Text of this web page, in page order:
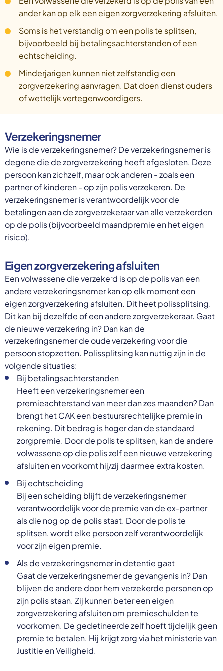
ander kan op elk een eigen zorgverzekering afsluiten.
Soms is het verstandig om een polis te splitsen,
bijvoorbeeld bij betalingsachterstanden of een
echtscheiding.
Minderjarigen kunnen niet zelfstandig een
zorgverzekering aanvragen. Dat doen dienst ouders
of wettelijk vertegenwoordigers.
Verzekeringsnemer
Wie is de verzekeringsnemer? De verzekeringsnemer is
degene die de zorgverzekering heeft afgesloten. Deze
persoon kan zichzelf, maar ook anderen - zoals een
partner of kinderen - op zijn polis verzekeren. De
verzekeringsnemer is verantwoordelijk voor de
betalingen aan de zorgverzekeraar van alle verzekerden
op de polis (bijvoorbeeld maandpremie en het eigen
risico).
Eigen zorgverzekering afsluiten
Een volwassene die verzekerd is op de polis van een
andere verzekeringsnemer kan op elk moment een
eigen zorgverzekering afsluiten. Dit heet polissplitsing.
Dit kan bij dezelfde of een andere zorgverzekeraar. Gaat
de nieuwe verzekering in? Dan kan de
verzekeringsnemer de oude verzekering voor die
persoon stopzetten. Polissplitsing kan nuttig zijn in de
volgende situaties:
Bij betalingsachterstanden
Heeft een verzekeringsnemer een
premieachterstand van meer dan zes maanden? Dan
brengt het CAK een bestuursrechtelijke premie in
rekening. Dit bedrag is hoger dan de standaard
zorgpremie. Door de polis te splitsen, kan de andere
volwassene op die polis zelf een nieuwe verzekering
afsluiten en voorkomt hij/zij daarmee extra kosten.
Bij echtscheiding
Bij een scheiding blijft de verzekeringsnemer
verantwoordelijk voor de premie van de ex-partner
als die nog op de polis staat. Door de polis te
splitsen, wordt elke persoon zelf verantwoordelijk
voor zijn eigen premie.
Als de verzekeringsnemer in detentie gaat
Gaat de verzekeringsnemer de gevangenis in? Dan
blijven de andere door hem verzekerde personen op
zijn polis staan. Zij kunnen beter een eigen
zorgverzekering afsluiten om premieschulden te
voorkomen. De gedetineerde zelf hoeft tijdelijk geen
premie te betalen. Hij krijgt zorg via het ministerie van
Justitie en Veiligheid.